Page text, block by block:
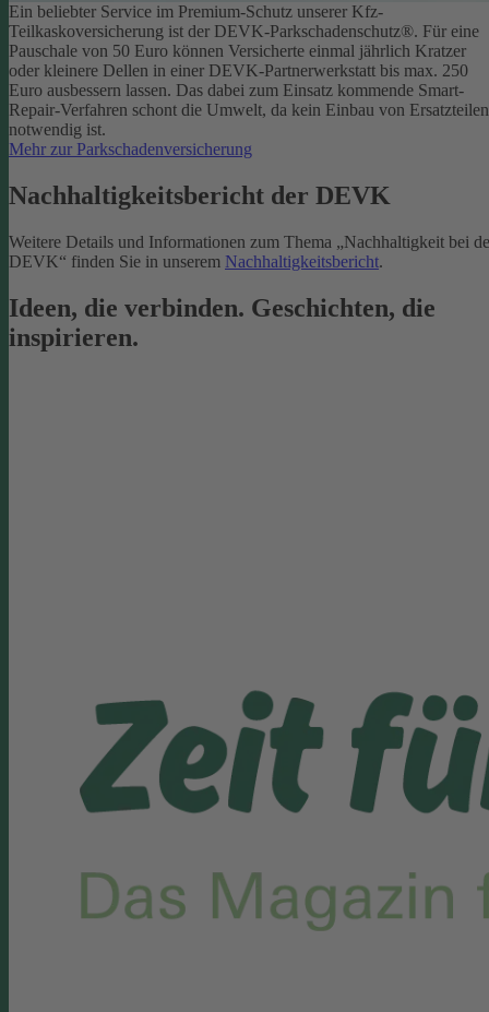
Ein beliebter Service im Premium-Schutz unserer Kfz-
Teilkaskoversicherung ist der DEVK-Parkschadenschutz®. Für eine
Pauschale von 50 Euro können Versicherte einmal jährlich Kratzer
oder kleinere Dellen in einer DEVK-Partnerwerkstatt bis max. 250
Euro ausbessern lassen. Das dabei zum Einsatz kommende Smart-
Repair-Verfahren schont die Umwelt, da kein Einbau von Ersatzteilen
notwendig ist.
Mehr zur Parkschadenversicherung
Nachhaltigkeitsbericht der DEVK
Weitere Details und Informationen zum Thema „Nachhaltigkeit bei
DEVK“ finden Sie in unserem Nachhaltigkeitsbericht.
Ideen, die verbinden. Geschichten, die
inspirieren.